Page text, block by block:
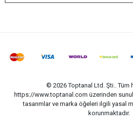
© 2026 Toptanal Ltd. Şti.. Tüm
https://www.toptanal.com üzerinden
tasarımlar ve marka öğeleri ilgili yasal
korunmaktadır.